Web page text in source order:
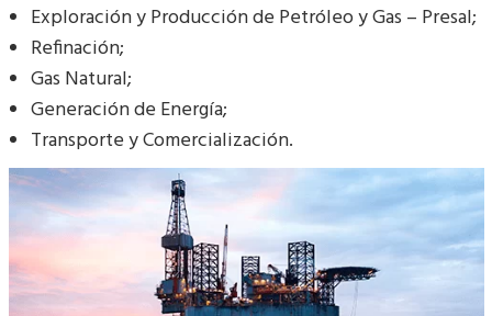
Exploración y Producción de Petróleo y Gas – Presal;
Refinación;
Gas Natural;
Generación de Energía;
Transporte y Comercialización.